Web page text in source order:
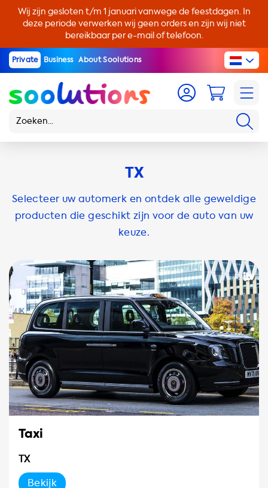
Wij zijn gesloten t/m 1 januari vanwege de feestdagen. In
deze periode verwerken wij geen orders en zijn wij niet
bereikbaar per e-mail of telefoon.
Private Business About Soolutions
TX
Selecteer uw automerk en ontdek alle geweldige
producten die geschikt zijn voor de auto van uw
keuze.
Taxi
TX
Bekijk